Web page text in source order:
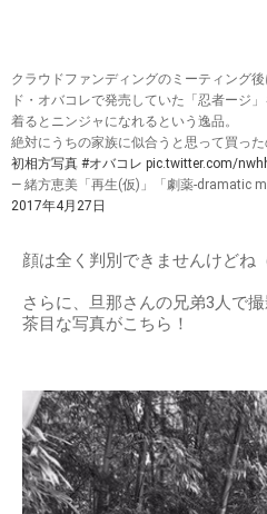
クラウドファンディングのミーティング
ド・オバコレで発売していた「忍者ージ
着るとニンジャになれるという逸品。
絶対にうちの家族に似合うと思って買っ
初相方写真 #オバコレ pic.twitter.com/
— 緒方恵美「再生(仮)」「劇薬-dramatic
2017年4月27日
顔は全く判別できませんけどね
さらに、旦那さんの兄弟3人で
茶目な写真がこちら！